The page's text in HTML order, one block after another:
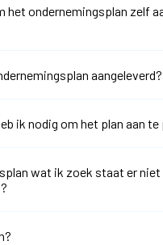
het ondernemingsplan zelf
aangeleverd?
ik nodig om het plan aan te
wat ik zoek staat er